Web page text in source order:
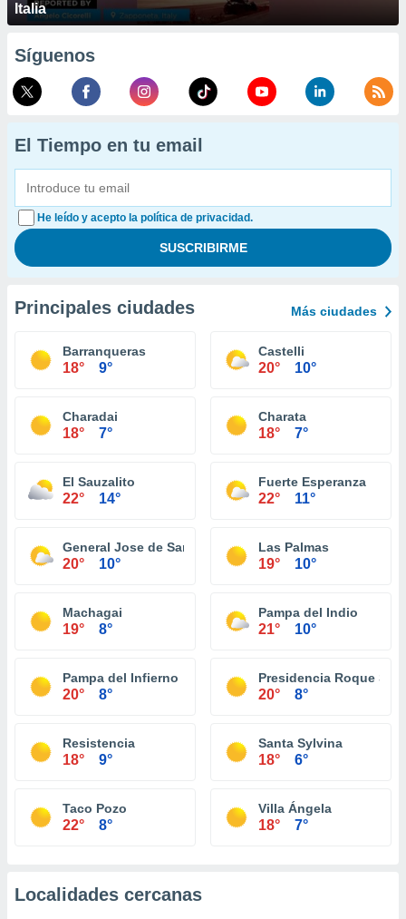
Italia
Síguenos
El Tiempo en tu email
He leído y acepto la política de privacidad.
Principales ciudades Más ciudades
Barranqueras
18° 9°
Castelli
20° 10°
Charadai
18° 7°
Charata
18° 7°
El Sauzalito
22° 14°
Fuerte Esperanza
22° 11°
General Jose de San Martin
20° 10°
Las Palmas
19° 10°
Machagai
19° 8°
Pampa del Indio
21° 10°
Pampa del Infierno
20° 8°
Presidencia Roque
20° 8°
Resistencia
18° 9°
Santa Sylvina
18° 6°
Taco Pozo
22° 8°
Villa Ángela
18° 7°
Localidades cercanas